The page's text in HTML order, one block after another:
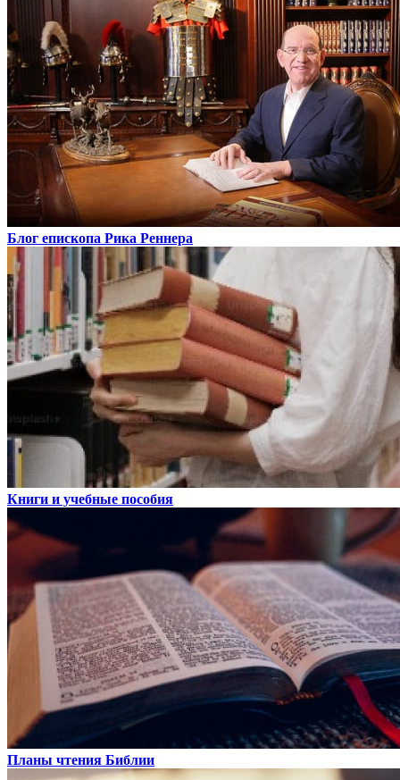
Блог епископа Рика Реннера
Книги и учебные пособия
Планы чтения Библии